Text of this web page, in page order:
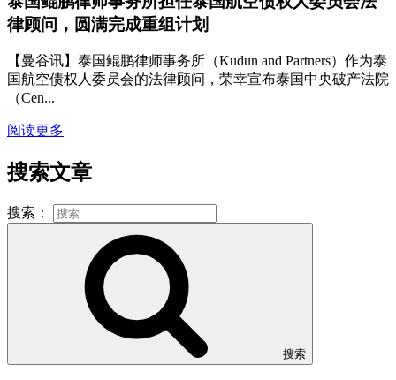
律顾问，圆满完成重组计划
【曼谷讯】泰国鲲鹏律师事务所（Kudun and Partners）作为‌泰
国航空债权人委员会的法律顾问‌，荣幸宣布泰国中央破产法院
（Cen...
阅读更多
搜索文章
搜索：
搜索